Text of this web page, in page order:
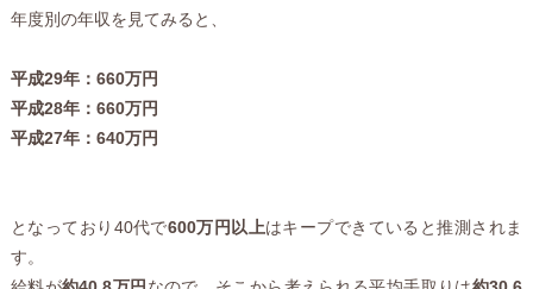
年度別の年収を見てみると、
平成29年：660万円
平成28年：660万円
平成27年：640万円
となっており40代で600万円以上はキープできていると推測されま
す。